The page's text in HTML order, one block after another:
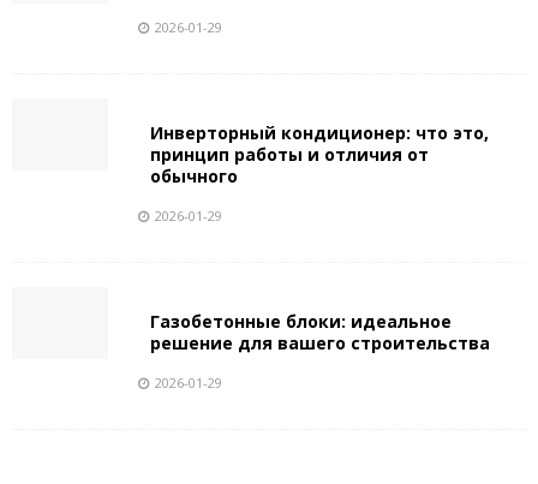
2026-01-29
Инверторный кондиционер: что это,
принцип работы и отличия от
обычного
2026-01-29
Газобетонные блоки: идеальное
решение для вашего строительства
2026-01-29